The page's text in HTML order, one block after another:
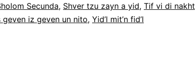
Secunda, Shver tzu zayn a yid, Tif vi di nakht
geven iz geven un nito, Yid’l mit’n fid’l